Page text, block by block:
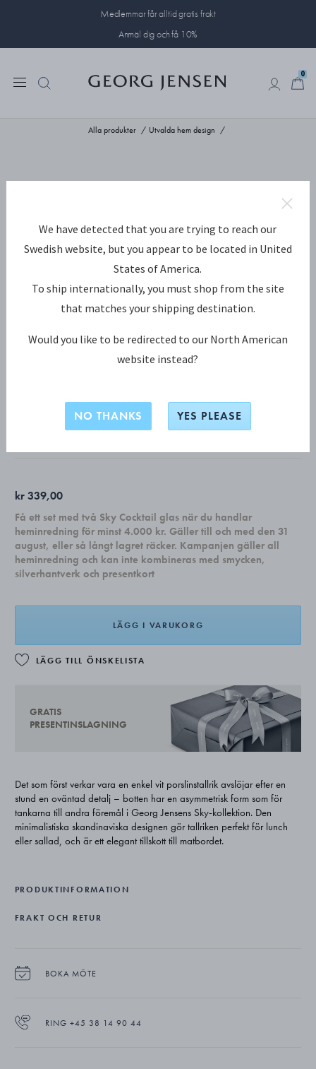
Medlemmar får alltid gratis frakt
Anmäl dig och få 10%
0
Alla produkter Utvalda hem design
SKY lunchtallrik
kr 339,00
Få ett set med två Sky Cocktail glas när du handlar
heminredning för minst 4.000 kr. Gäller till och med den 31
august, eller så långt lagret räcker. Kampanjen gäller all
heminredning och kan inte kombineras med smycken,
silverhantverk och presentkort
LÄGG I VARUKORG
LÄGG TILL ÖNSKELISTA
GRATIS
PRESENTINSLAGNING
Det som först verkar vara en enkel vit porslinstallrik avslöjar efter en
stund en oväntad detalj – botten har en asymmetrisk form som för
tankarna till andra föremål i Georg Jensens Sky-kollektion. Den
minimalistiska skandinaviska designen gör tallriken perfekt för lunch
eller sallad, och är ett elegant tillskott till matbordet.
kompromissa med funktionaliteten. Barbrys Sky-kollektion för Georg
talang och stil.
PRODUKTINFORMATION
FRAKT OCH RETUR
BOKA MÖTE
RING +45 38 14 90 44
We have detected that you are trying to reach our
Swedish website, but you appear to be located in United
States of America.
To ship internationally, you must shop from the site
that matches your shipping destination.
Would you like to be redirected to our North American
website instead?
NO THANKS YES PLEASE